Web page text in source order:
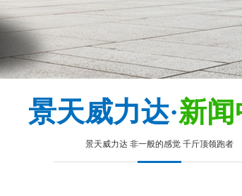
景天威力达·新
景天威力达 非一般的感觉 千斤顶领跑者